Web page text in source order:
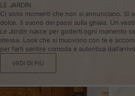
LE JARDIN
Ci sono momenti che non si annunciano. Si
dolce. Il suono dei passi sulla ghiaia. Un
Le Jardin nasce per goderti ogni momento
stessa. Look che si muovono con te e
per farti sentire comoda e autentica
VEDI DI PIÙ